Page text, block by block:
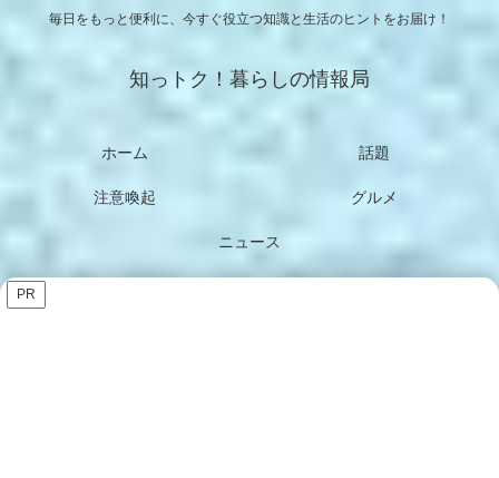
毎日をもっと便利に、今すぐ役立つ知識と生活のヒントをお届け！
知っトク！暮らしの情報局
ホーム 話題
注意喚起 グルメ
ニュース
PR